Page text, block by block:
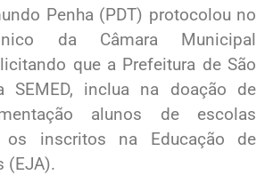
Penha (PDT) protocolou no
da Câmara Municipal
que a Prefeitura de São
SEMED, inclua na doação de
alunos de escolas
os inscritos na Educação de
(EJA).